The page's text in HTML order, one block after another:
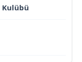
Kulübü